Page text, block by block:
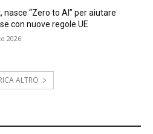
nasce “Zero to AI” per aiutare
con nuove regole UE
2026
ALTRO